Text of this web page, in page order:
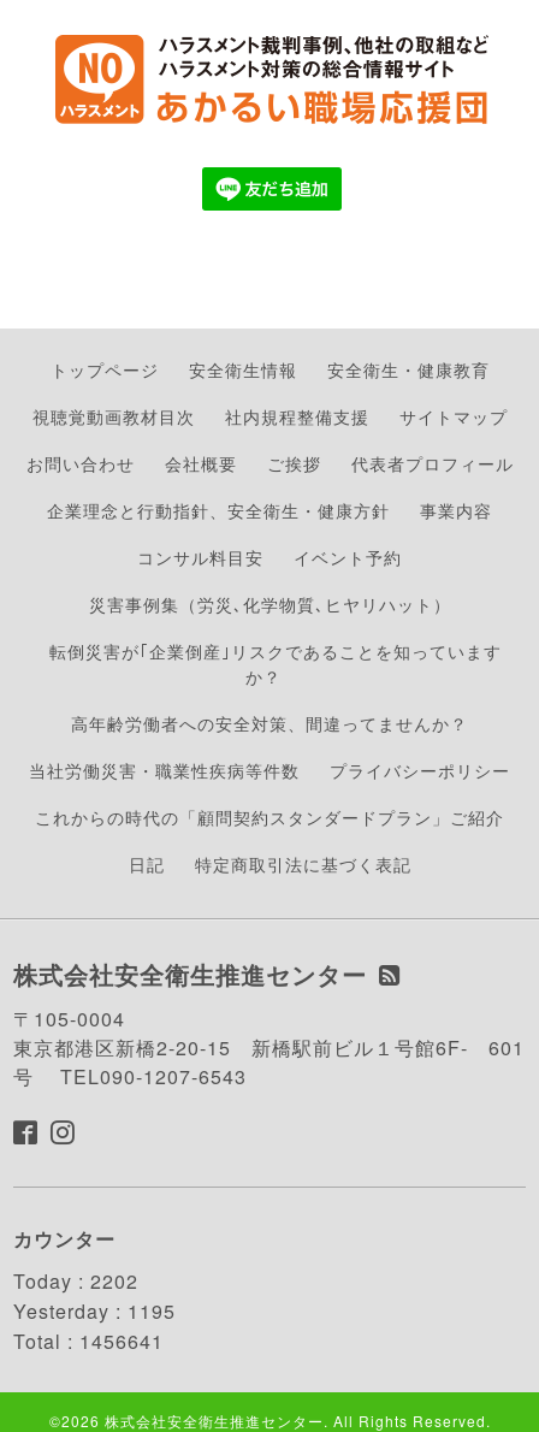
トップページ 安全衛生情報
安全衛生・健康教育
視聴覚動画教材目次
社内規程整備支援
サイトマップ
お問い合わせ
会社概要 ご挨拶
代表者プロフィール
企業理念と行動指針、安全衛生・健康方針
事業内容
コンサル料目安
イベント予約
災害事例集（労災､化学物質､ヒヤリハット）
転倒災害が｢企業倒産｣リスクであることを知っています
か？
高年齢労働者への安全対策、間違ってませんか？
当社労働災害・職業性疾病等件数
プライバシーポリシー
これからの時代の「顧問契約スタンダードプラン」ご紹介
日記
特定商取引法に基づく表記
株式会社安全衛生推進センター
〒105-0004
東京都港区新橋2-20-15 新橋駅前ビル１号館6F- 601
号 TEL090-1207-6543
カウンター
Today :2202
Yesterday : 1195
Total : 1456641
©2026 株式会社安全衛生推進センター. All Rights Reserved.